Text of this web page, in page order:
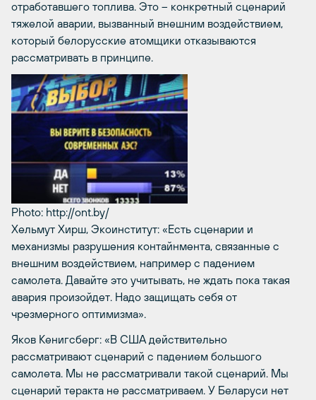
отработавшего топлива. Это – конкретный сценарий
тяжелой аварии, вызванный внешним воздействием,
который белорусские атомщики отказываются
рассматривать в принципе.
Photo: http://ont.by/
Хельмут Хирш, Экоинститут: «Есть сценарии и
механизмы разрушения контайнмента, связанные с
внешним воздействием, например с падением
самолета. Давайте это учитывать, не ждать пока такая
авария произойдет. Надо защищать себя от
чрезмерного оптимизма».
Яков Кенигсберг: «В США действительно
рассматривают сценарий с падением большого
самолета. Мы не рассматривали такой сценарий. Мы
сценарий теракта не рассматриваем. У Беларуси нет